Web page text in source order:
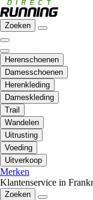
Zoeken
Herenschoenen
Damesschoenen
Herenkleding
Dameskleding
Trail
Wandelen
Uitrusting
Voeding
Uitverkoop
Merken
Klantenservice in
Zoeken